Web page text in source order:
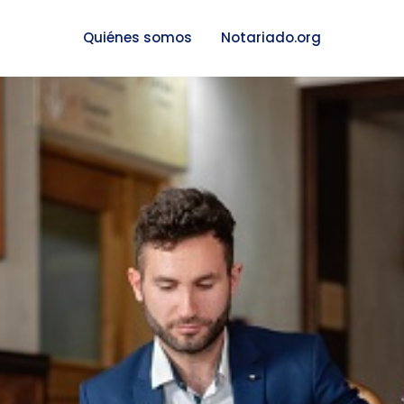
Quiénes somos Notariado.org